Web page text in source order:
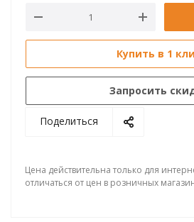
Купить в 1
Запросить
Поделиться
Цена действительна только для
отличаться от цен в розничных